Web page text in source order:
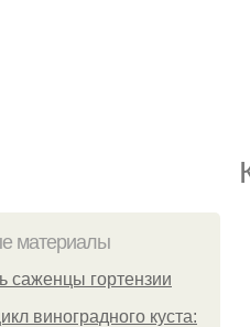
материалы
саженцы гортензии
виноградного куста: